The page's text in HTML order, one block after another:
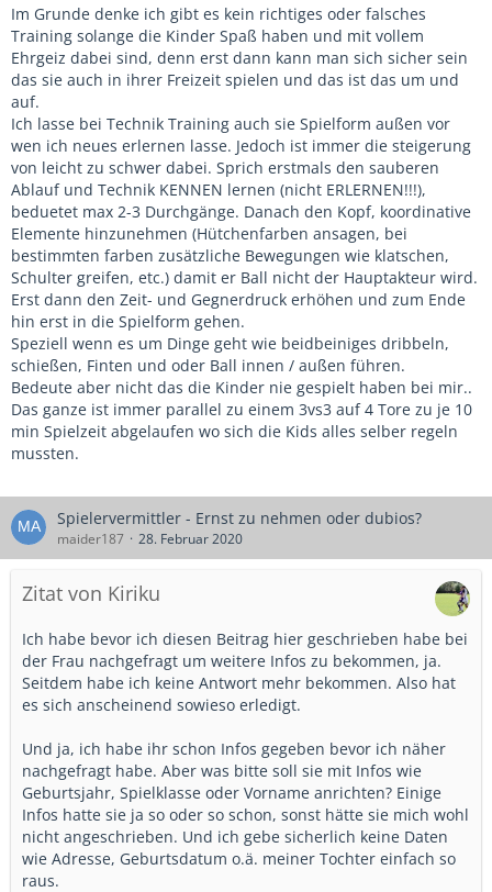
Im Grunde denke ich gibt es kein richtiges oder falsches
Training solange die Kinder Spaß haben und mit vollem
Ehrgeiz dabei sind, denn erst dann kann man sich sicher sein
das sie auch in ihrer Freizeit spielen und das ist das um und
auf.
Ich lasse bei Technik Training auch sie Spielform außen vor
wen ich neues erlernen lasse. Jedoch ist immer die steigerung
von leicht zu schwer dabei. Sprich erstmals den sauberen
Ablauf und Technik KENNEN lernen (nicht ERLERNEN!!!),
beduetet max 2-3 Durchgänge. Danach den Kopf, koordinative
Elemente hinzunehmen (Hütchenfarben ansagen, bei
bestimmten farben zusätzliche Bewegungen wie klatschen,
Schulter greifen, etc.) damit er Ball nicht der Hauptakteur wird.
Erst dann den Zeit- und Gegnerdruck erhöhen und zum Ende
hin erst in die Spielform gehen.
Speziell wenn es um Dinge geht wie beidbeiniges dribbeln,
schießen, Finten und oder Ball innen / außen führen.
Bedeute aber nicht das die Kinder nie gespielt haben bei mir..
Das ganze ist immer parallel zu einem 3vs3 auf 4 Tore zu je 10
min Spielzeit abgelaufen wo sich die Kids alles selber regeln
mussten.
Spielervermittler - Ernst zu nehmen oder dubios?
maider187 28. Februar 2020
Zitat von Kiriku
Ich habe bevor ich diesen Beitrag hier geschrieben habe bei
der Frau nachgefragt um weitere Infos zu bekommen, ja.
Seitdem habe ich keine Antwort mehr bekommen. Also hat
es sich anscheinend sowieso erledigt.
Und ja, ich habe ihr schon Infos gegeben bevor ich näher
nachgefragt habe. Aber was bitte soll sie mit Infos wie
Geburtsjahr, Spielklasse oder Vorname anrichten? Einige
Infos hatte sie ja so oder so schon, sonst hätte sie mich wohl
nicht angeschrieben. Und ich gebe sicherlich keine Daten
wie Adresse, Geburtsdatum o.ä. meiner Tochter einfach so
raus.